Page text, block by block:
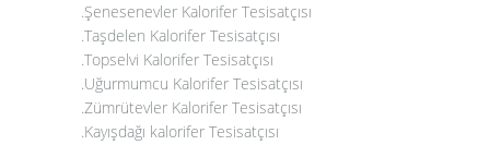
.Şenesenevler Kalorifer Tesisatçısı
.Taşdelen Kalorifer Tesisatçısı
.Topselvi Kalorifer Tesisatçısı
.Uğurmumcu Kalorifer Tesisatçısı
.Zümrütevler Kalorifer Tesisatçısı
.Kayışdağı kalorifer Tesisatçısı